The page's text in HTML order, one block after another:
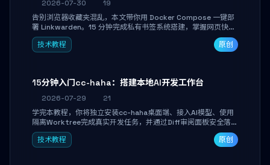
2026-07-30
19
告别浏览器收藏夹混乱，本文带你用 Docker Compose 一键部
署 Linkwarden。15 分钟完成私有书签系统搭建，掌握网页快照
归档、高亮批注、分类管理与全文搜索。适合开发者与知识工作
者打造个人知识库，资料统一归档，随时检索。
技术教程 原创
15分钟入门cc-haha：搭建本地AI开发工作台
2026-07-29
21
学完本教程，你将独立安装cc-haha桌面端、接入AI模型、使用
隔离Worktree完成真实开发任务，并通过Diff审阅面板安全落地
AI代码改写。告别终端黑盒操作，让AI在沙箱环境中工作，你只
做审阅和决策。
技术教程 原创